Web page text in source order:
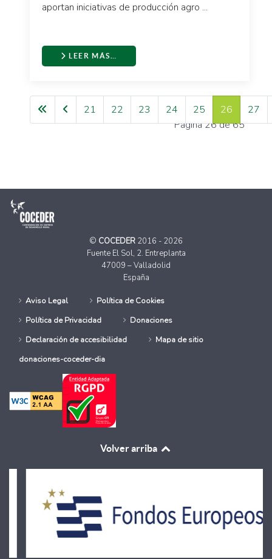
aportan iniciativas de producción agro ...
LEER MÁS…
Página 26 de 65
21 22 23 24 25 26 27
© COCEDER 2016 - 2026
Fuente El Sol, 2. Entreplanta
47009 – Valladolid
España
Aviso Legal
Política de Cookies
Política de Privacidad
Donaciones
Declaración de accesibilidad
Mapa de sitio
donaciones-coceder-dia
Volver arriba